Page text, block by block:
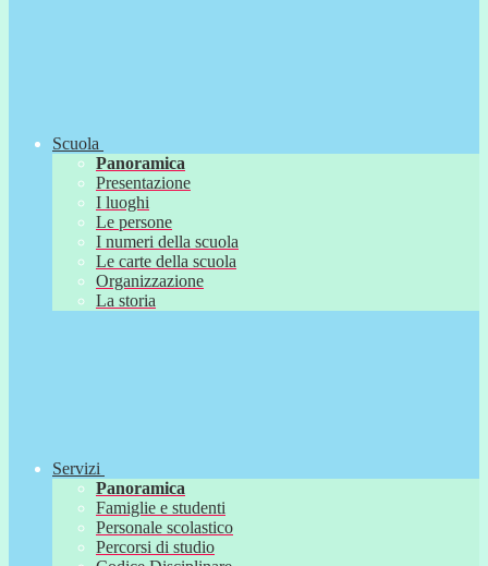
Scuola
Panoramica
Presentazione
I luoghi
Le persone
I numeri della scuola
Le carte della scuola
Organizzazione
La storia
Servizi
Panoramica
Famiglie e studenti
Personale scolastico
Percorsi di studio